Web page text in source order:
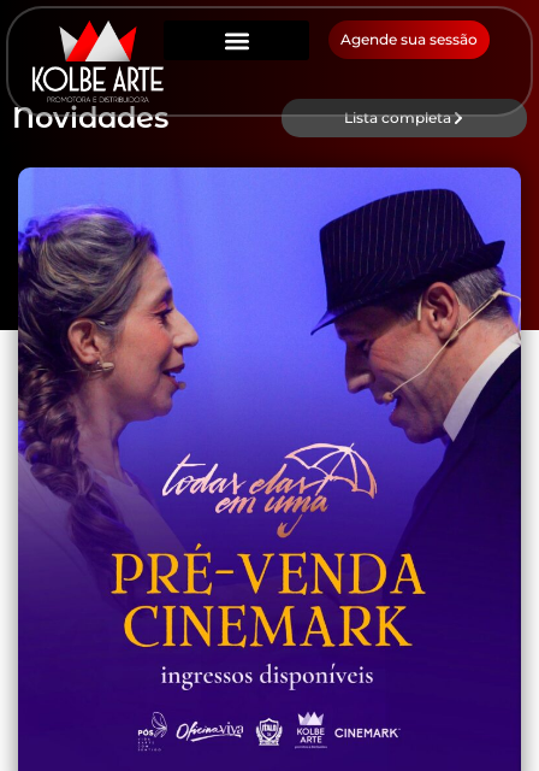
Agende sua sessão
Novidades Lista completa